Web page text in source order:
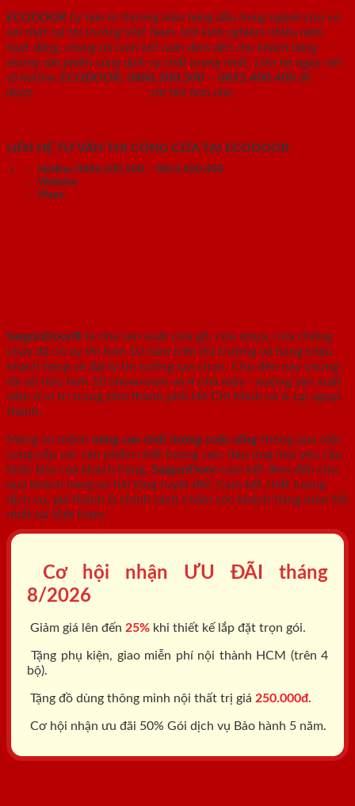
ECODOOR tự hào là thương hiệu hàng đầu trong ngành cửa và
nội thất tại thị trường Việt Nam. Với kinh nghiệm nhiều năm
hoạt động, chúng tôi cam kết luôn đem đến cho khách hàng
những sản phẩm cùng dịch vụ chất lượng nhất. Liên hệ ngay với
số hotline ECODOOR: 0886.500.500 – 0855.400.400 để
được
chi tiết hơn nhé.
LIÊN HỆ TƯ VẤN THI CÔNG CỬA TẠI ECODOOR
Hotline: 0886.500.500 – 0855.400.400
Website:
Maps:
SaigonDoor® là nhà sản xuất cửa gỗ, cửa nhựa, cửa chống
cháy đã có uy tín hơn 10 năm trên thị trường và hàng triệu
khách hàng và đại lý tin tưởng lựa chọn. Cho đến nay chúng
tôi sở hữu hơn 10 showroom và 4 nhà máy - xưởng sản xuất
nằm ở vị trí trung tâm thành phố Hồ Chí Minh và & tại ngoại
thành.
Mang sứ mệnh nâng cao chất lượng cuộc sống thông qua việc
cung cấp các sản phẩm chất lượng cao, đáp ứng mọi yêu cầu
khắc khe của khách hàng. SaigonDoor cam kết đem đến cho
quý khách hàng sự hài lòng tuyệt đối. Cam kết chất lượng
dịch vụ, giá thành & chính sách chăm sóc khách hàng luôn tốt
nhất tại Việt Nam.
Cơ hội nhận ƯU ĐÃI tháng
8/2026
Giảm giá lên đến 25% khi thiết kế lắp đặt trọn gói.
Tặng phụ kiện, giao miễn phí nội thành HCM (trên 4
bộ).
Tặng đồ dùng thông minh nội thất trị giá 250.000đ.
Cơ hội nhận ưu đãi 50% Gói dịch vụ Bảo hành 5 năm.